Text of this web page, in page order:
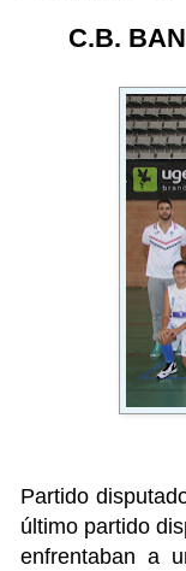
C.B.
Partido
último partido
enfrentaban a